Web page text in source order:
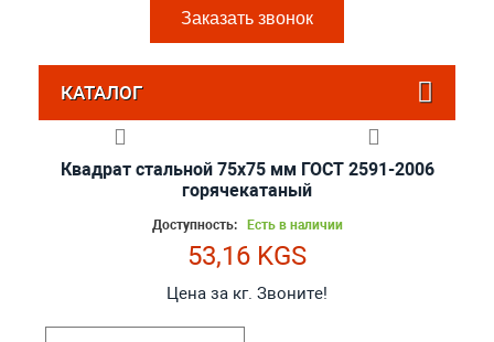
Заказать звонок
КАТАЛОГ
Квадрат стальной 75x75 мм ГОСТ 2591-2006
горячекатаный
Доступность: Есть в наличии
53,16 KGS
Цена за кг. Звоните!